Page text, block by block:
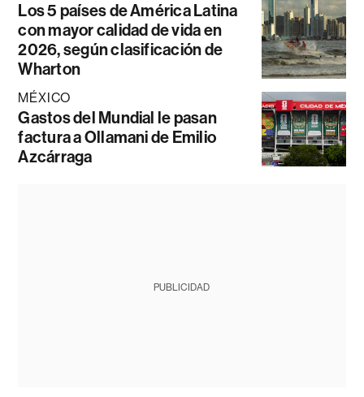
Los 5 países de América Latina
con mayor calidad de vida en
2026, según clasificación de
Wharton
MÉXICO
Gastos del Mundial le pasan
factura a Ollamani de Emilio
Azcárraga
PUBLICIDAD